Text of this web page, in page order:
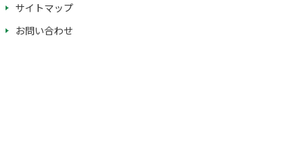
サイトマップ
お問い合わせ